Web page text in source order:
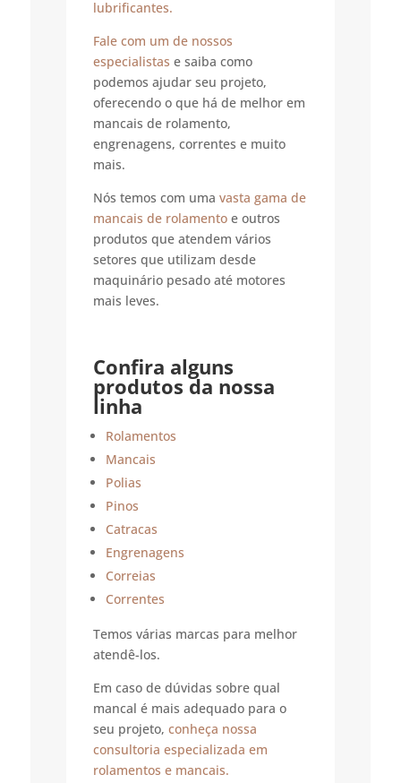
lubrificantes.
Fale com um de nossos
especialistas e saiba como
podemos ajudar seu projeto,
oferecendo o que há de melhor em
mancais de rolamento,
engrenagens, correntes e muito
mais.
Nós temos com uma vasta gama de
mancais de rolamentoe outros
produtos que atendem vários
setores que utilizam desde
maquinário pesado até motores
mais leves.
Confira alguns
produtos da nossa
linha
Rolamentos
Mancais
Polias
Pinos
Catracas
Engrenagens
Correias
Correntes
Temos várias marcas para melhor
atendê-los.
Em caso de dúvidas sobre qual
mancal é mais adequado para o
seu projeto, conheça nossa
consultoria especializada em
rolamentos e mancais.